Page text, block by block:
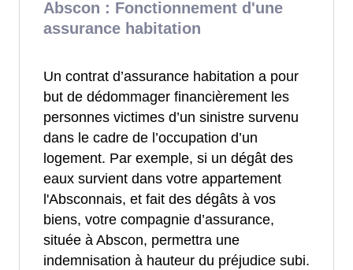
Abscon : Fonctionnement d'une
assurance habitation
Un contrat d’assurance habitation a pour
but de dédommager financièrement les
personnes victimes d’un sinistre survenu
dans le cadre de l’occupation d’un
logement. Par exemple, si un dégât des
eaux survient dans votre appartement
l'Absconnais, et fait des dégâts à vos
biens, votre compagnie d’assurance,
située à Abscon, permettra une
indemnisation à hauteur du préjudice subi.